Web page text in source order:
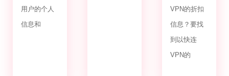
用户的个人
信息和
VPN的折扣
信息？要找
到以快连
VPN的